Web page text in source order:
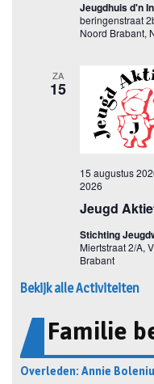
Bekijk alle Activiteiten
Familie
Overleden: Annie